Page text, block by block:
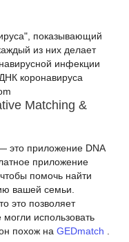
коронавируса
Matching &
это приложение DNA
приложение
помочь найти
вашей семьи.
это позволяет
могли использовать
похож на GEDmatch